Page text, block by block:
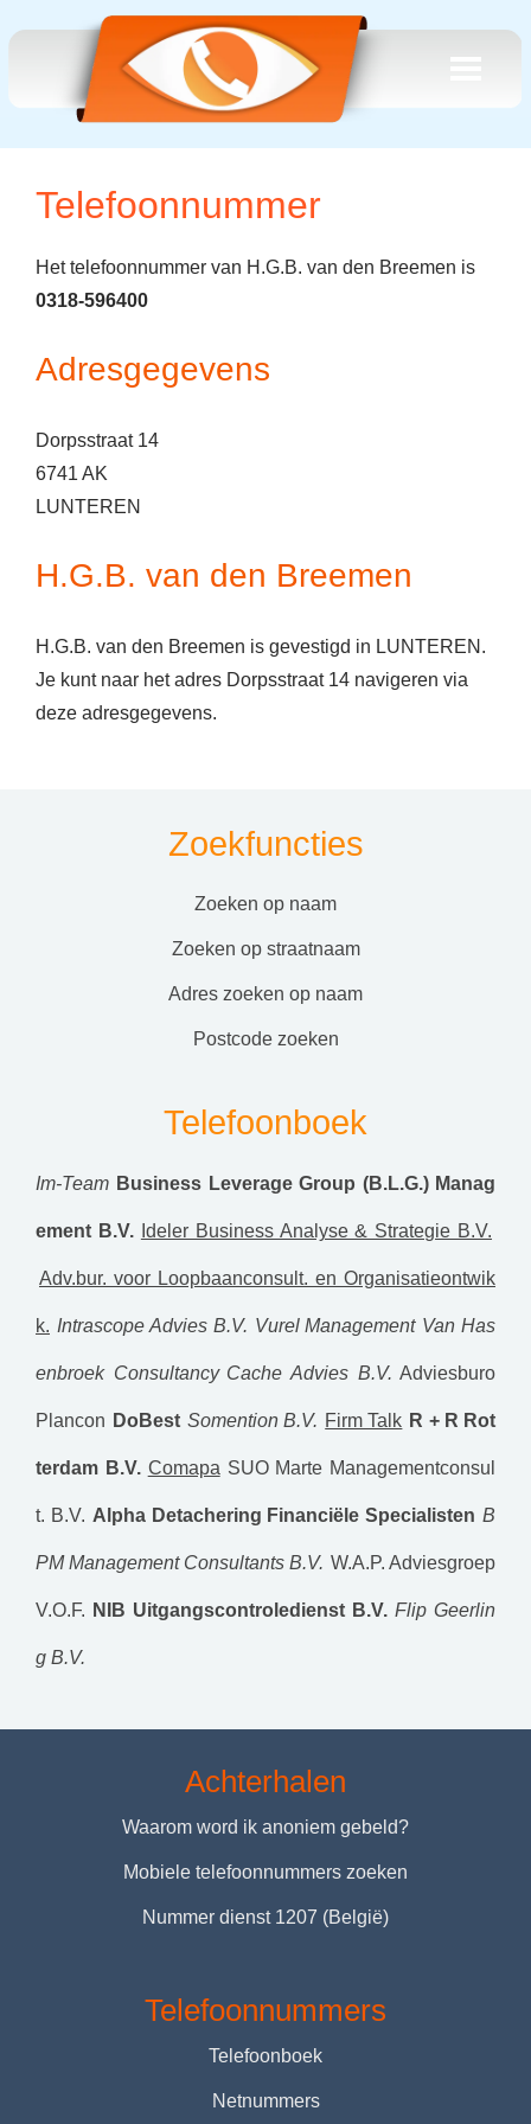
Telefoonnummer
Het telefoonnummer van H.G.B. van den Breemen is
0318-596400
Adresgegevens
Dorpsstraat 14
6741 AK
LUNTEREN
H.G.B. van den Breemen
H.G.B. van den Breemen is gevestigd in LUNTEREN.
Je kunt naar het adres Dorpsstraat 14 navigeren via
deze adresgegevens.
Zoekfuncties
zoeken op naam
zoeken op straatnaam
adres zoeken op naam
postcode zoeken
Telefoonboek
Im-Team Business Leverage Group (B.L.G.) Manag
ement B.V. Ideler Business Analyse & Strategie B.V.
Adv.bur. voor Loopbaanconsult. en Organisatieontwik
k. Intrascope Advies B.V. Vurel Management Van Has
enbroek Consultancy Cache Advies B.V. Adviesburo
Plancon DoBest Somention B.V. Firm Talk R + R Rot
terdam B.V. Comapa SUO Marte Managementconsul
t. B.V. Alpha Detachering Financiële Specialisten B
PM Management Consultants B.V. W.A.P. Adviesgroep
V.O.F. NIB Uitgangscontroledienst B.V. Flip Geerlin
g B.V.
Achterhalen
Waarom word ik anoniem gebeld?
Mobiele telefoonnummers zoeken
Nummer dienst 1207 (België)
Telefoonnummers
Telefoonboek
Netnummers